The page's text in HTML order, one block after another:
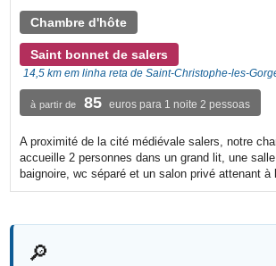
Chambre d'hôte
Saint bonnet de salers
14,5 km em linha reta de Saint-Christophe-les-
à partir de 85 euros para 1 noite 2 pessoas
A proximité de la cité médiévale salers, notre
accueille 2 personnes dans un grand lit, une
baignoire, wc séparé et un salon privé attenant à
🔎